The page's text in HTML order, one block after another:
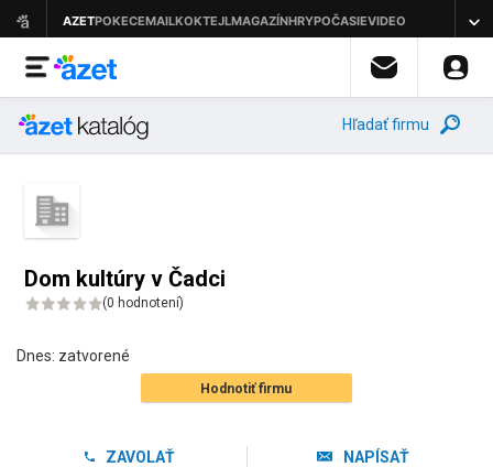
Hľadať firmu
Dom kultúry v Čadci
(0 hodnotení)
Dnes: zatvorené
Hodnotiť firmu
ZAVOLAŤ NAPÍSAŤ